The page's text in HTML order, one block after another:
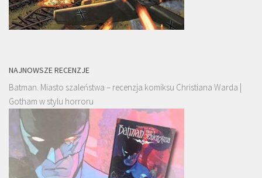
NAJNOWSZE RECENZJE
Batman. Miasto szaleństwa – recenzja komiksu Christiana Warda |
Gotham w stylu horroru